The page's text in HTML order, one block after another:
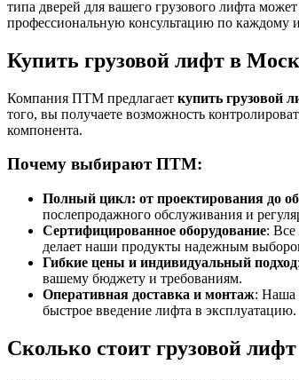
типа дверей для вашего грузового лифта
профессиональную консультацию по каждому
Купить грузовой лифт в
Компания ПТМ предлагает купить грузовой
того, вы получаете возможность
компонента.
Почему выбирают ПТМ:
Полный цикл: от проектирования до
послепродажного обслуживания и
Сертифицированное оборудование: Все
делает наши продукты надежным
Гибкие цены и индивидуальный подход
вашему бюджету и требованиям.
Оперативная доставка и монтаж: Наша
быстрое введение лифта в эксплуатацию.
Сколько стоит грузовой лифт